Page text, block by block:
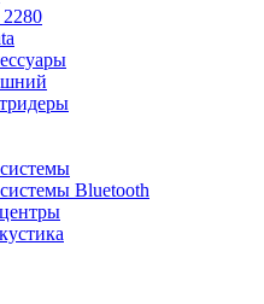
Bluetooth